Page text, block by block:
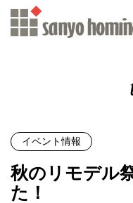
イベント情報
秋のリモデル
た！